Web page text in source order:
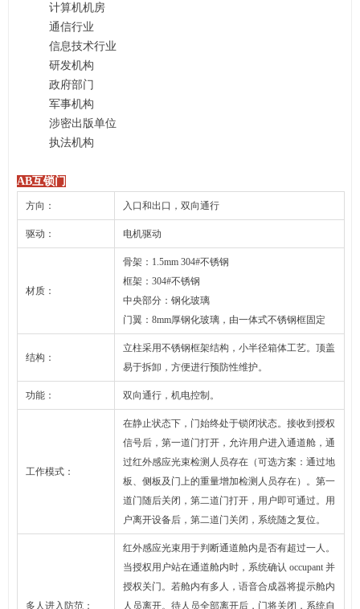
计算机机房
通信行业
信息技术行业
研发机构
政府部门
军事机构
涉密出版单位
执法机构
AB互锁门
方向： 入口和出口，双向通行
驱动： 电机驱动
材质：
骨架：1.5mm 304#不锈钢
框架：304#不锈钢
中央部分：钢化玻璃
门翼：8mm厚钢化玻璃，由一体式不锈钢框固定
结构：
立柱采用不锈钢框架结构，小半径箱体工艺。顶盖
易于拆卸，方便进行预防性维护。
功能： 双向通行，机电控制。
工作模式：
在静止状态下，门始终处于锁闭状态。接收到授权
信号后，第一道门打开，允许用户进入通道舱，通
过红外感应光束检测人员存在（可选方案：通过地
板、侧板及门上的重量增加检测人员存在）。第一
道门随后关闭，第二道门打开，用户即可通过。用
户离开设备后，第二道门关闭，系统随之复位。
多人进入防范：
红外感应光束用于判断通道舱内是否有超过一人。
当授权用户站在通道舱内时，系统确认 occupant 并
授权关门。若舱内有多人，语音合成器将提示舱内
人员离开。待人员全部离开后，门将关闭，系统自